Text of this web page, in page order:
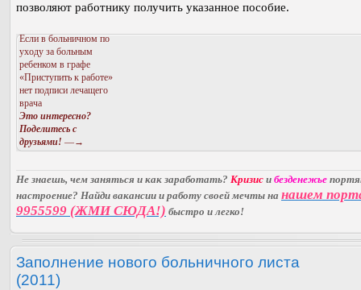
позволяют работнику получить указанное пособие.
Если в больничном по
уходу за больным
ребенком в графе
«Приступить к работе»
нет подписи лечащего
врача
Это интересно?
Поделитесь с
друзьями! —→
Не знаешь, чем заняться и как заработать? Кризис и безденежье
настроение? Найди вакансии и работу своей мечты на нашем
9955599 (ЖМИ СЮДА!) быстро и легко!
Заполнение нового больничного листа
(2011)